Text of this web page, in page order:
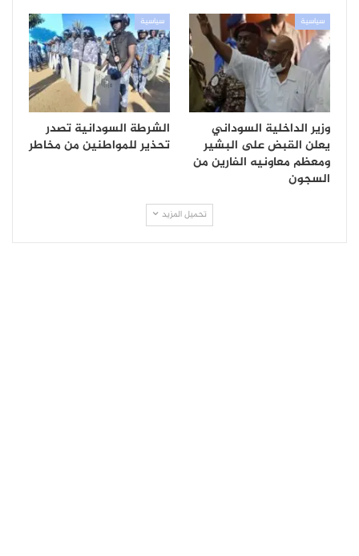
سياسية
وزير الداخلية السوداني
يعلن القبض على البشير
ومعظم معاونيه الفارين من
السجون
سياسية
الشرطة السودانية تصدر
تحذير للمواطنين من مخاطر
تحميل المزيد